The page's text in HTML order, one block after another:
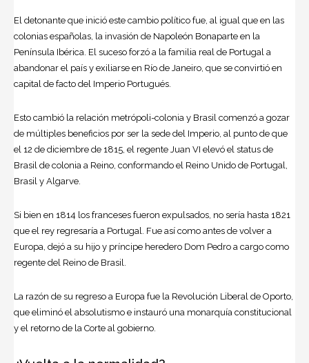
El detonante que inició este cambio político fue, al igual que en las
colonias españolas, la invasión de Napoleón Bonaparte en la
Península Ibérica. El suceso forzó a la familia real de Portugal a
abandonar el país y exiliarse en Río de Janeiro, que se convirtió en
capital de facto del Imperio Portugués.
Esto cambió la relación metrópoli-colonia y Brasil comenzó a gozar
de múltiples beneficios por ser la sede del Imperio, al punto de que
el 12 de diciembre de 1815, el regente Juan VI elevó el status de
Brasil de colonia a Reino, conformando el Reino Unido de Portugal,
Brasil y Algarve.
Si bien en 1814 los franceses fueron expulsados, no sería hasta 1821
que el rey regresaría a Portugal. Fue así como antes de volver a
Europa, dejó a su hijo y príncipe heredero Dom Pedro a cargo como
regente del Reino de Brasil.
La razón de su regreso a Europa fue la Revolución Liberal de Oporto,
que eliminó el absolutismo e instauró una monarquía constitucional
y el retorno de la Corte al gobierno.